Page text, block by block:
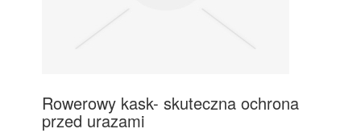
Rowerowy kask- skuteczna ochrona
przed urazami